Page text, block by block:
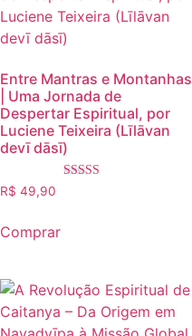
Entre Mantras e Montanhas
| Uma Jornada de
Despertar Espiritual, por
Luciene Teixeira (Līlāvan
devī dāsī)
R$ 49,90
Comprar